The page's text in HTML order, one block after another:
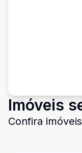
Imóveis
Confira